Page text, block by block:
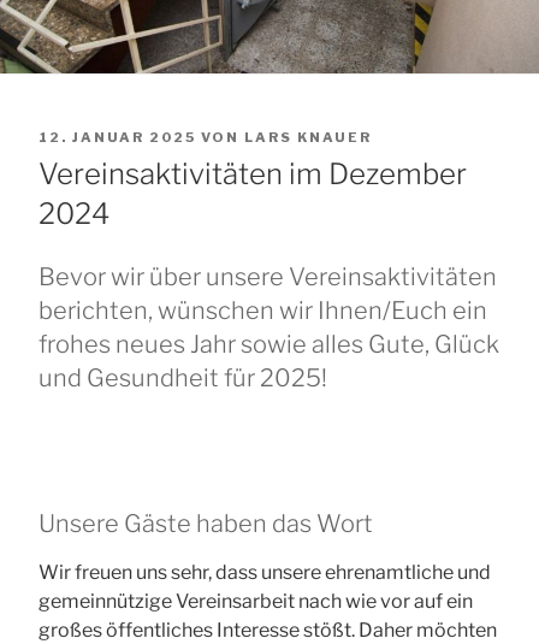
VERÖFFENTLICHT
AM
12. JANUAR 2025 VON LARS KNAUER
Vereinsaktivitäten im Dezember
2024
Bevor wir über unsere Vereinsaktivitäten
berichten, wünschen wir Ihnen/Euch ein
frohes neues Jahr sowie alles Gute, Glück
und Gesundheit für 2025!
Unsere Gäste haben das Wort
Wir freuen uns sehr, dass unsere ehrenamtliche und
gemeinnützige Vereinsarbeit nach wie vor auf ein
großes öffentliches Interesse stößt. Daher möchten